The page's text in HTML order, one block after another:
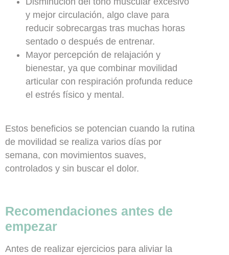
y mejor circulación, algo clave para
reducir sobrecargas tras muchas horas
sentado o después de entrenar.
Mayor percepción de relajación y
bienestar, ya que combinar movilidad
articular con respiración profunda reduce
el estrés físico y mental.
Estos beneficios se potencian cuando la rutina
de movilidad se realiza varios días por
semana, con movimientos suaves,
controlados y sin buscar el dolor.
Recomendaciones antes de
empezar
Antes de realizar ejercicios para aliviar la